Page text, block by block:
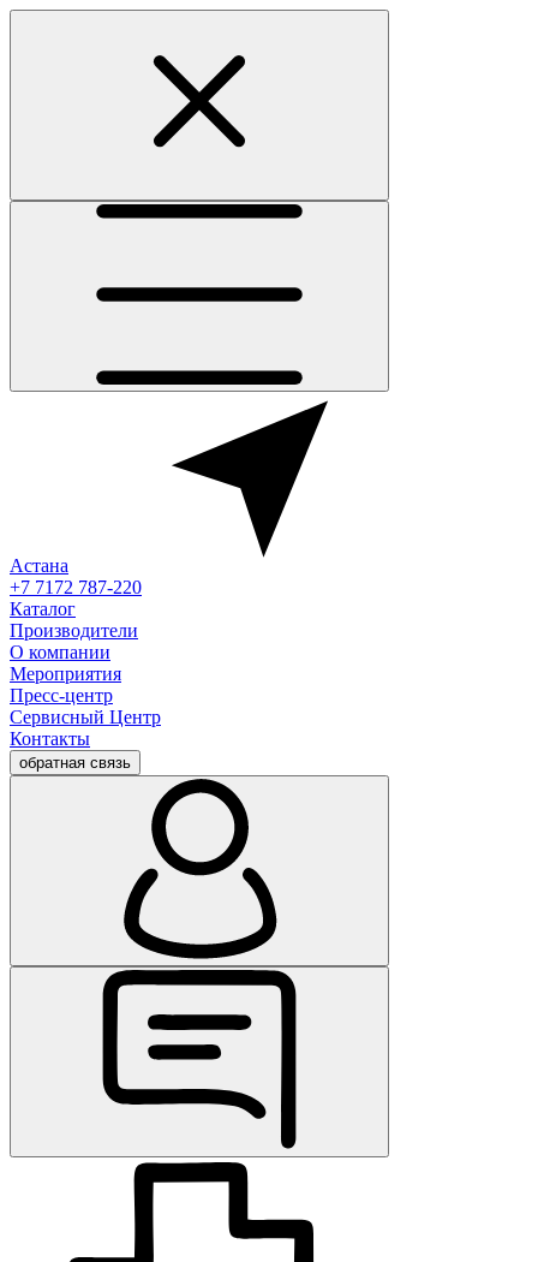
Астана
+7 7172 787-220
Каталог
Производители
О компании
Мероприятия
Пресс-центр
Сервисный Центр
Контакты
обратная связь